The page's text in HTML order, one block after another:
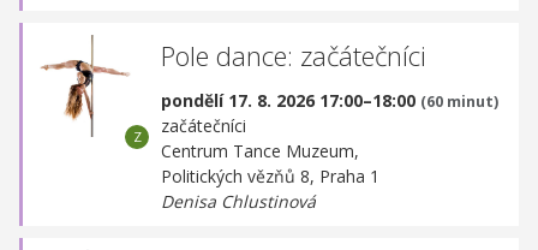
Pole dance: začátečníci
pondělí 17. 8. 2026 17:00–18:00 (60 minut)
začátečníci
Centrum Tance Muzeum,
Politických vězňů 8, Praha 1
Denisa Chlustinová